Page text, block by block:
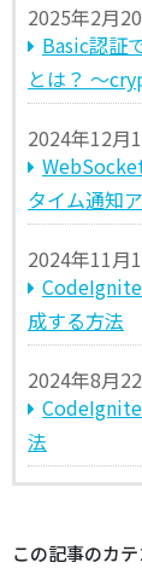
2025年2月
Basic認証
とは？ ～
2024年12月
タイム通知
2024年11月
成する方法
2024年8月
法
この記事のカテ